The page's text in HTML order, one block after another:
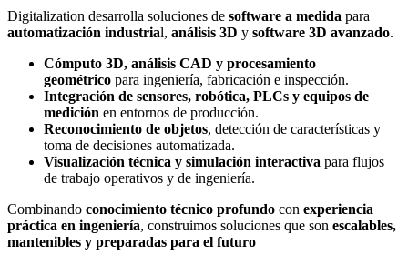
Digitalization desarrolla soluciones de software a medida para
automatización industrial, análisis 3D y software 3D avanzado.
Cómputo 3D, análisis CAD y procesamiento
geométrico para ingeniería, fabricación e inspección.
Integración de sensores, robótica, PLCs y equipos de
medición en entornos de producción.
Reconocimiento de objetos, detección de características y
toma de decisiones automatizada.
Visualización técnica y simulación interactiva para flujos
de trabajo operativos y de ingeniería.
Combinando conocimiento técnico profundo con experiencia
práctica en ingeniería, construimos soluciones que son escalables,
mantenibles y preparadas para el futuro